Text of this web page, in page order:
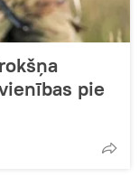
pie